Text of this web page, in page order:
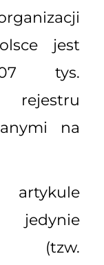
jest
tys.
na
(tzw.